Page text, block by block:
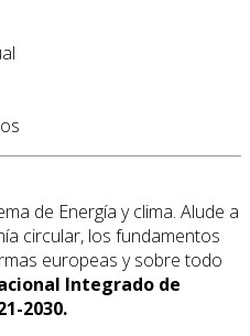
de Energía y clima. Alude a
circular, los fundamentos
europeas y sobre todo
Integrado de
2030.